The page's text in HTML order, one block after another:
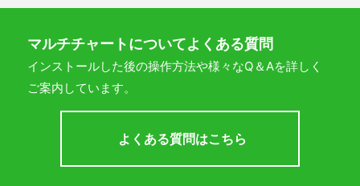
マルチチャートについてよくある質問
インストールした後の操作方法や様々なQ＆Aを詳しく
ご案内しています。
よくある質問はこちら